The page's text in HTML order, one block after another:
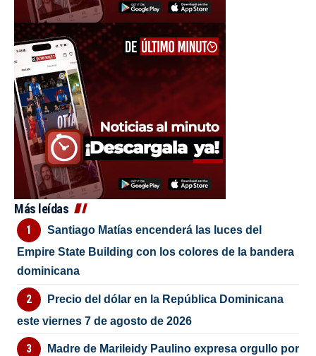
Más leídas
Santiago Matías encenderá las luces del
Empire State Building con los colores de la bandera
dominicana
Precio del dólar en la República Dominicana
este viernes 7 de agosto de 2026
Madre de Marileidy Paulino expresa orgullo por